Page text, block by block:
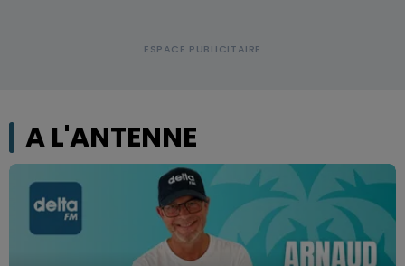
A L'ANTENNE